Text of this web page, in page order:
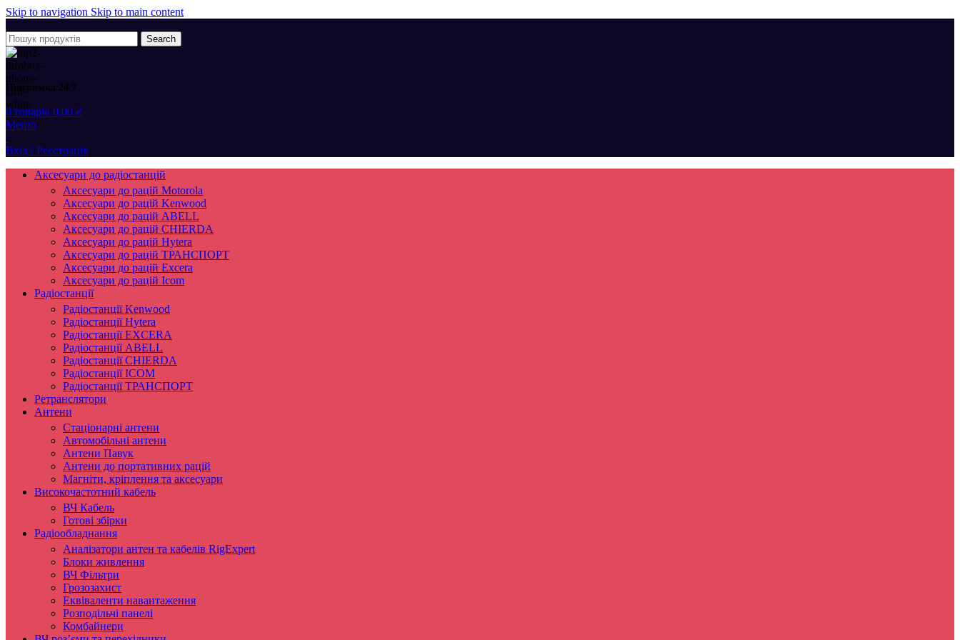
Skip to navigation Skip to main content
Search
Підтримка 24/7
0 товарів 0,00 ₴
Меню
Вхід / Реєстрація
Аксесуари до радіостанцій
Аксесуари до рацій Motorola
Аксесуари до рацій Kenwood
Аксесуари до рацій ABELL
Аксесуари до рацій CHIERDA
Аксесуари до рацій Hytera
Аксесуари до рацій ТРАНСПОРТ
Аксесуари до рацій Excera
Аксесуари до рацій Icom
Радіостанції
Радіостанції Kenwood
Радіостанції Hytera
Радіостанції EXCERA
Радіостанції ABELL
Радіостанції CHIERDA
Радіостанції ICOM
Радіостанції ТРАНСПОРТ
Ретранслятори
Антени
Стаціонарні антени
Автомобільні антени
Антени Павук
Антени до портативних рацій
Магніти, кріплення та аксесуари
Високочастотний кабель
ВЧ Кабель
Готові збірки
Радіообладнання
Аналізатори антен та кабелів RigExpert
Блоки живлення
ВЧ Фільтри
Грозозахист
Еквіваленти навантаження
Розподільчі панелі
Комбайнери